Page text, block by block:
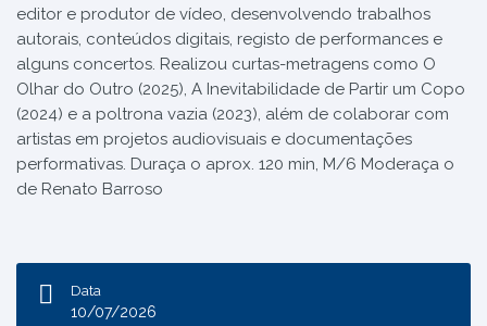
editor e produtor de vídeo, desenvolvendo trabalhos
autorais, conteúdos digitais, registo de performances e
alguns concertos. Realizou curtas-metragens como O
Olhar do Outro (2025), A Inevitabilidade de Partir um Copo
(2024) e a poltrona vazia (2023), além de colaborar com
artistas em projetos audiovisuais e documentações
performativas. Duraça o aprox. 120 min, M/6 Moderaça o
de Renato Barroso
Data
10/07/2026